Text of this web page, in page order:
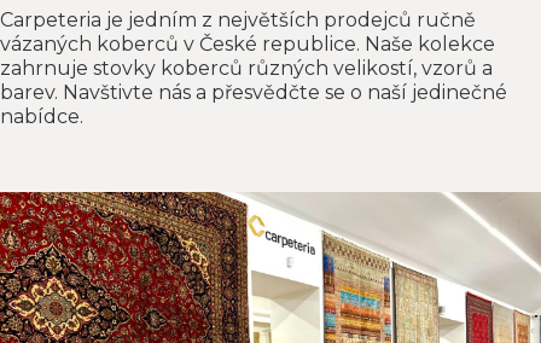
Carpeteria je jedním z největších prodejců ručně
vázaných koberců v České republice. Naše kolekce
zahrnuje stovky koberců různých velikostí, vzorů a
barev. Navštivte nás a přesvědčte se o naší jedinečné
nabídce.